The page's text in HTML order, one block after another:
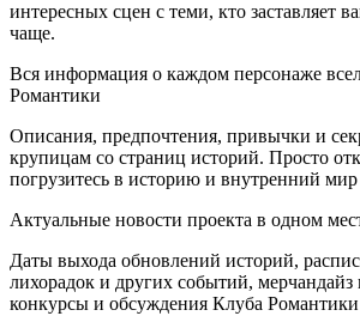
интересных сцен с теми, кто заставляет
чаще.
Вся информация о каждом персонаже
Романтики
Описания, предпочтения, привычки и
крупицам со страниц историй. Просто
погрузитесь в историю и внутренний
Актуальные новости проекта в одном
Даты выхода обновлений историй,
лихорадок и других событий, мерчандайз
конкурсы и обсуждения Клуба